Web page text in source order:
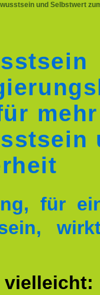
und Selbstwert
mehr
für
vielleicht: